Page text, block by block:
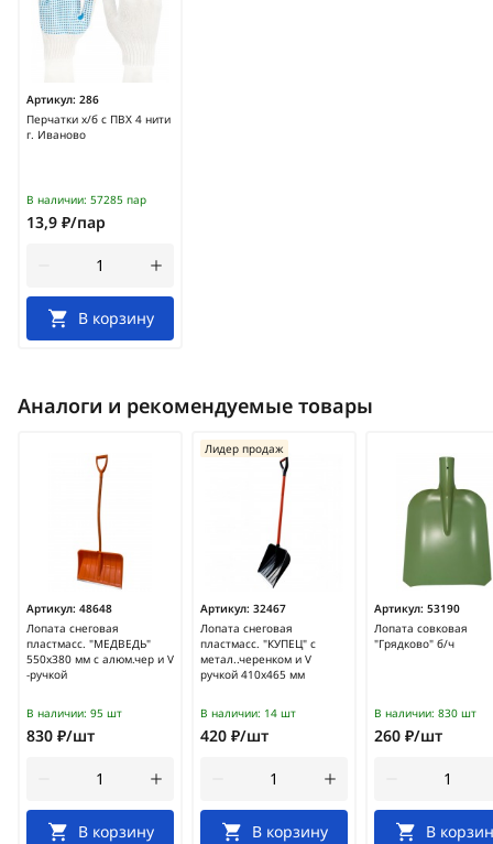
Артикул: 286
Перчатки х/б с ПВХ 4 нити
г. Иваново
В наличии: 57285 пар
13,9 ₽/пар
В корзину
Аналоги и рекомендуемые товары
Артикул: 48648
Лопата снеговая
пластмасс. "МЕДВЕДЬ"
550х380 мм с алюм.чер и V
-ручкой
В наличии: 95 шт
830 ₽/шт
В корзину
Артикул: 32467
Лопата снеговая
пластмасс. "КУПЕЦ" с
метал..черенком и V
ручкой 410х465 мм
Лидер продаж
В наличии: 14 шт
420 ₽/шт
В корзину
Артикул: 53190
Лопата совковая
"Грядково" б/ч
В наличии: 830 шт
260 ₽/шт
В